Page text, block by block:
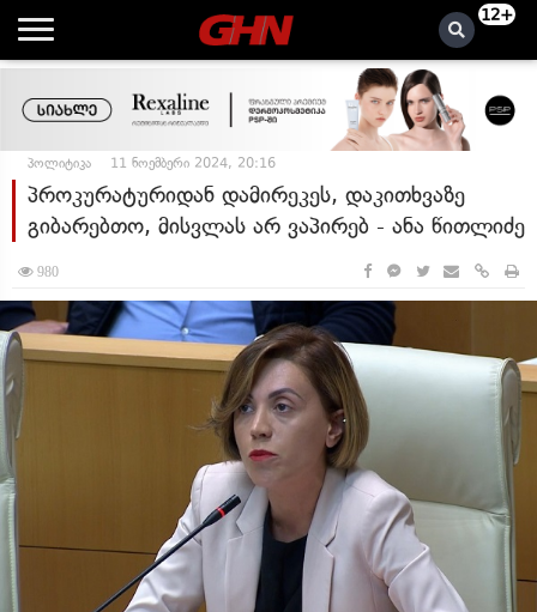
12+
პოლიტიკა 11 ნოემბერი 2024, 20:16
პროკურატურიდან დამირეკეს, დაკითხვაზე
გიბარებთო, მისვლას არ ვაპირებ - ანა წითლიძე
980